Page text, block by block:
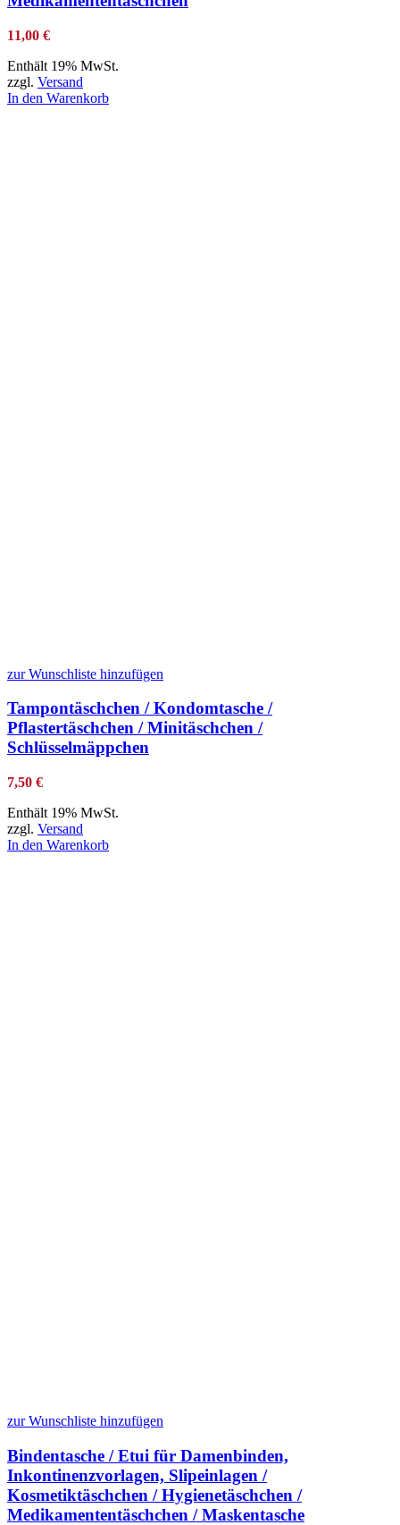
11,00 €
Enthält 19% MwSt.
zzgl. Versand
In den Warenkorb
zur Wunschliste hinzufügen
Tampontäschchen / Kondomtasche /
Pflastertäschchen / Minitäschchen /
Schlüsselmäppchen
7,50 €
Enthält 19% MwSt.
zzgl. Versand
In den Warenkorb
zur Wunschliste hinzufügen
Bindentasche / Etui für Damenbinden,
Inkontinenzvorlagen, Slipeinlagen /
Kosmetiktäschchen / Hygienetäschchen /
Medikamententäschchen / Maskentasche